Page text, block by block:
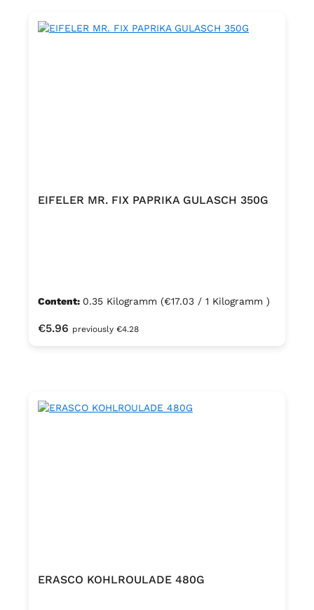
EIFELER MR. FIX PAPRIKA GULASCH 350G
Content: 0.35 Kilogramm (€17.03 / 1 Kilogramm )
Regular price:
€5.96 previously €4.28
ERASCO KOHLROULADE 480G